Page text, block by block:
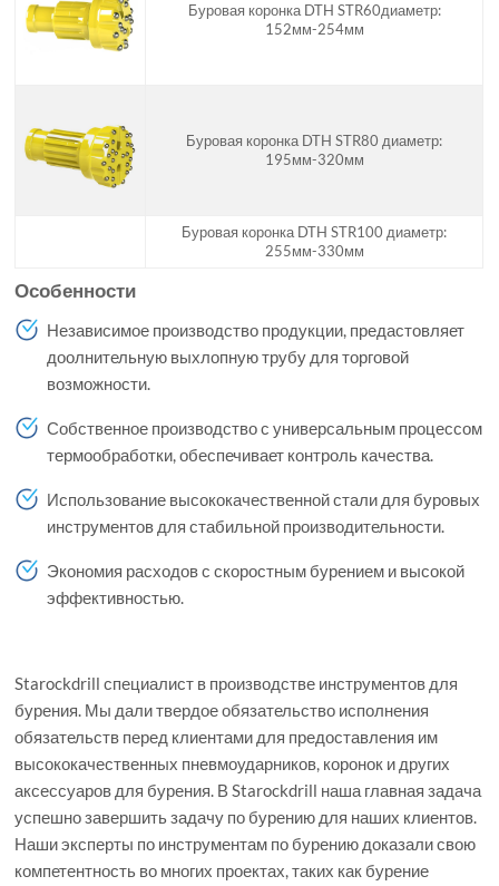
Буровая коронка DTH STR60диаметр:
152мм-254мм
Буровая коронка DTH STR80 диаметр:
195мм-320мм
Буровая коронка DTH STR100 диаметр:
255мм-330мм
Особенности
Независимое производство продукции, предастовляет
доолнительную выхлопную трубу для торговой
возможности.
Собственное производство с универсальным процессом
термообработки, обеспечивает контроль качества.
Использование высококачественной стали для буровых
инструментов для стабильной производительности.
Экономия расходов с скоростным бурением и высокой
эффективностью.
Starockdrill специалист в производстве инструментов для
бурения. Мы дали твердое обязательство исполнения
обязательств перед клиентами для предоставления им
высококачественных пневмоударников, коронок и других
аксессуаров для бурения. В Starockdrill наша главная задача
успешно завершить задачу по бурению для наших клиентов.
Наши эксперты по инструментам по бурению доказали свою
компетентность во многих проектах, таких как бурение